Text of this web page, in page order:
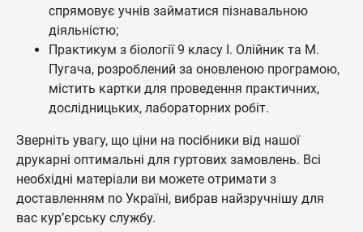
спрямовує учнів займатися пізнавальною
діяльністю;
Практикум з біології 9 класу І. Олійник та М.
Пугача, розроблений за оновленою програмою,
містить картки для проведення практичних,
дослідницьких, лабораторних робіт.
Зверніть увагу, що ціни на посібники від нашої
друкарні оптимальні для гуртових замовлень. Всі
необхідні матеріали ви можете отримати з
доставленням по Україні, вибрав найзручнішу для
вас кур’єрську службу.